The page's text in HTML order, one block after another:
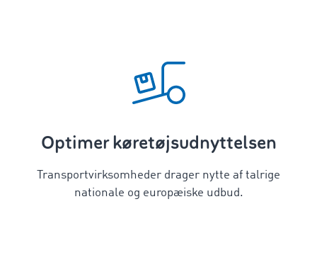
Optimer køretøjsudnyttelsen
Transportvirksomheder drager nytte af talrige
nationale og europæiske udbud.